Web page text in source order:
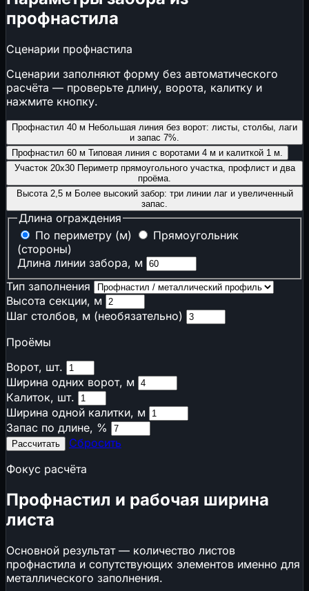
🌧️Ливнёвка и дождевой сток
🔥Пожарная и промышленная безопасность
🔥Противопожарные расстояния
🧯Огнетушители
АКатегория помещения
🏭Признаки опасного производственного
объекта
📝Нужен ли наряд-допуск
🌡️Климат, теплотехника и акустика
🌡️ГСОП
🧱Толщина утеплителя
💧Точка росы
🔇Звукоизоляция стен
📋Сметы, закупки и экономика подрядчика
₽НДС 22% (2026)
⚖️ Пени и риск РНП
⚖️Неустойка по договору
🏦Стоимость банковской гарантии
⚠️Риски строительных проектов
📋Калькуляторы ресурсов ГЭСНр
🌱Эко-баллы ГОСТ Р 71392 (ИЖС)
🔊Внешний шум на расстоянии
🌧️Ливнёвка и дождевой сток
🏠Площадь кровли
профнастила
Сценарии профнастила
Сценарии заполняют форму без автоматического
расчёта — проверьте длину, ворота, калитку и
нажмите кнопку.
Профнастил 40 м Небольшая линия без ворот: листы, столбы, лаги
и запас 7%.
Профнастил 60 м Типовая линия с воротами 4 м и калиткой 1 м.
Участок 20x30 Периметр прямоугольного участка, профлист и два
проёма.
Высота 2,5 м Более высокий забор: три линии лаг и увеличенный
запас.
Длина ограждения
По периметру (м)
Прямоугольник
(стороны)
Длина линии забора, м
Тип заполнения
Высота секции, м
Шаг столбов, м (необязательно)
Проёмы
Ворот, шт.
Ширина одних ворот, м
Калиток, шт.
Ширина одной калитки, м
Запас по длине, %
Рассчитать
Сбросить
Фокус расчёта
Профнастил и рабочая ширина
листа
Основной результат — количество листов
профнастила и сопутствующих элементов именно для
металлического заполнения.